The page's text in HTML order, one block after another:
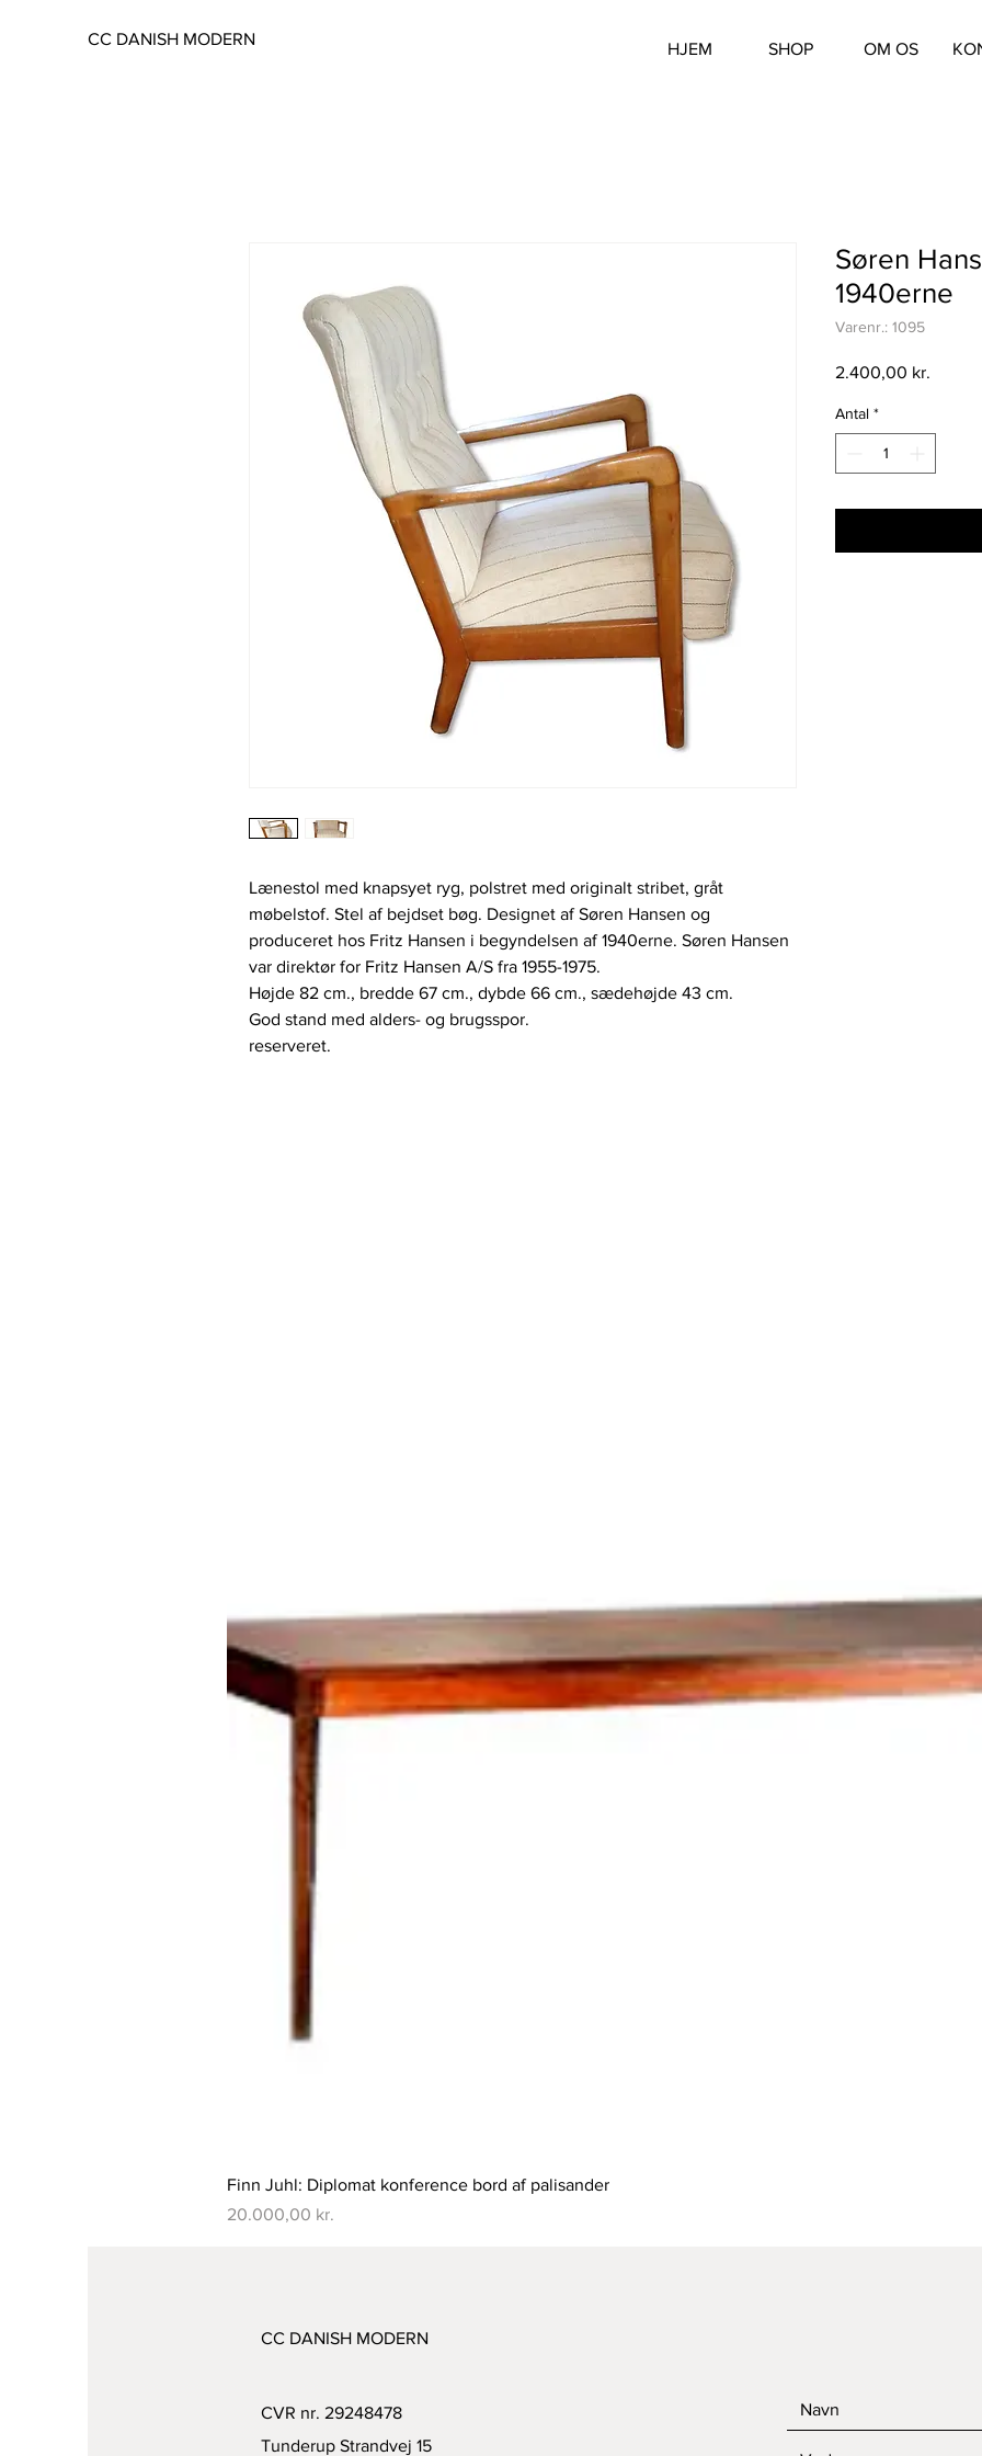
CC DANISH MODERN
HJEM SHOP OM OS
Lænestol med knapsyet ryg, polstret med originalt stribet, gråt
møbelstof. Stel af bejdset bøg. Designet af Søren Hansen og
produceret hos Fritz Hansen i begyndelsen af 1940erne. Søren Hansen
var direktør for Fritz Hansen A/S fra 1955-1975.
Højde 82 cm., bredde 67 cm., dybde 66 cm., sædehøjde 43 cm.
God stand med alders- og brugsspor.
reserveret.
Søren
1940erne
Varenr.: 1095
2.400,00 kr.
Antal *
Finn Juhl: Diplomat konference bord af palisander
Pris
20.000,00 kr.
CC DANISH MODERN
CVR nr. 29248478
Tunderup Strandvej 15